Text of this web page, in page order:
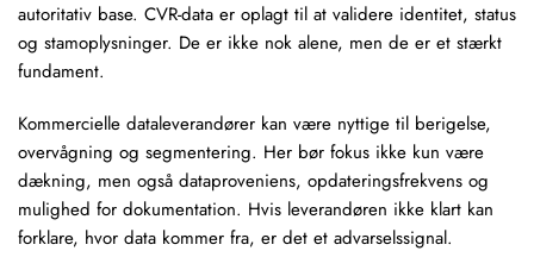
autoritativ base. CVR-data er oplagt til at validere identitet, status
og stamoplysninger. De er ikke nok alene, men de er et stærkt
fundament.
Kommercielle dataleverandører kan være nyttige til berigelse,
overvågning og segmentering. Her bør fokus ikke kun være
dækning, men også dataproveniens, opdateringsfrekvens og
mulighed for dokumentation. Hvis leverandøren ikke klart kan
forklare, hvor data kommer fra, er det et advarselssignal.